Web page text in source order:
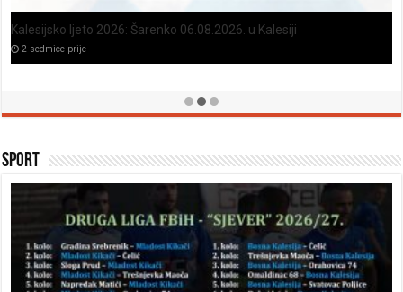
Kalesijsko ljeto 2026: Šarenko 06.08.2026. u Kalesiji
2 sedmice prije
Sport